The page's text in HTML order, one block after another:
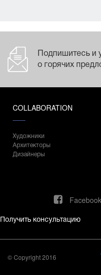
Подпишитесь и
о горячих
COLLABORATION
Художники
Архитекторы
Дизайнеры
Facebook
Получить консультацию
© Copyright 2016